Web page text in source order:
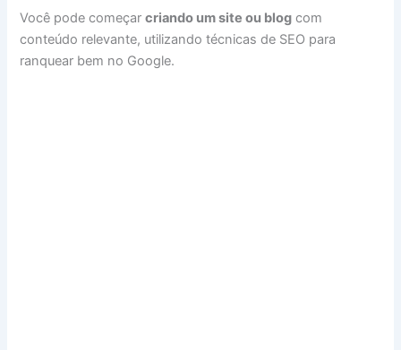
Você pode começarcriando um site ou blog com
conteúdo relevante, utilizando técnicas de SEO para
ranquear bem no Google.